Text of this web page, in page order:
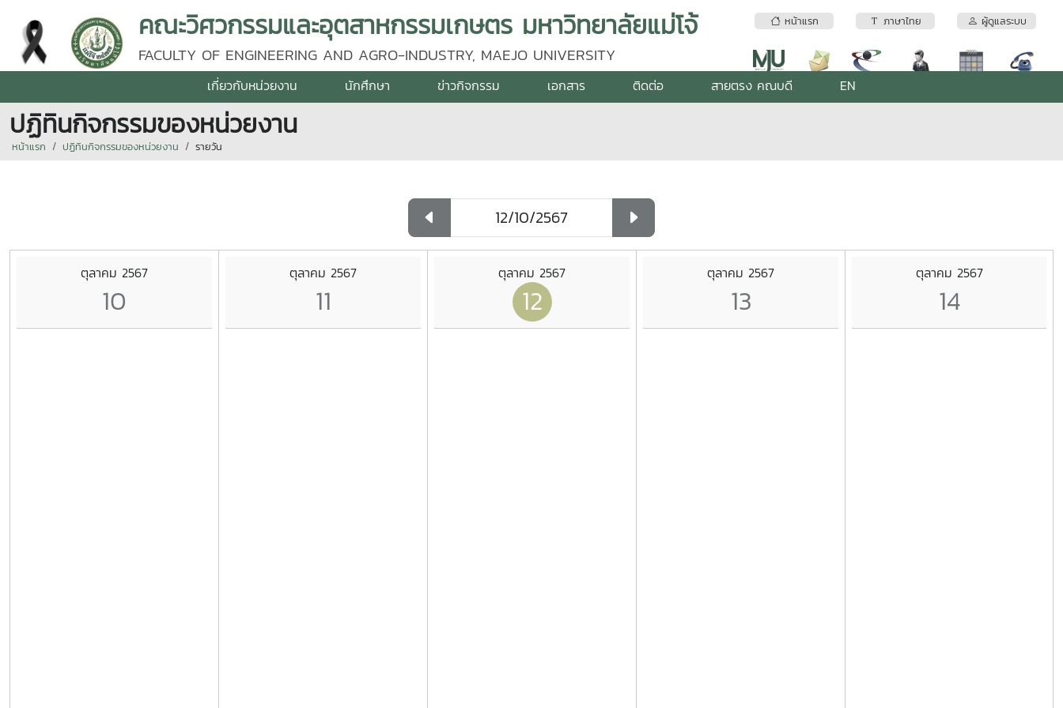
หน้าแรก ภาษาไทย ผู้ดูแลระบบ
คณะวิศวกรรมและอุตสาหกรรมเกษตร มหาวิทยาลัยแม่โจ้
FACULTY OF ENGINEERING AND AGRO-INDUSTRY, MAEJO UNIVERSITY
เกี่ยวกับหน่วยงาน นักศึกษา ข่าวกิจกรรม เอกสาร ติดต่อ สายตรง คณบดี EN
ปฏิทินกิจกรรมของหน่วยงาน
หน้าแรก ปฏิทินกิจกรรมของหน่วยงาน รายวัน
ตุลาคม 2567
10
ตุลาคม 2567
11
ตุลาคม 2567
12
ตุลาคม 2567
13
ตุลาคม 2567
14